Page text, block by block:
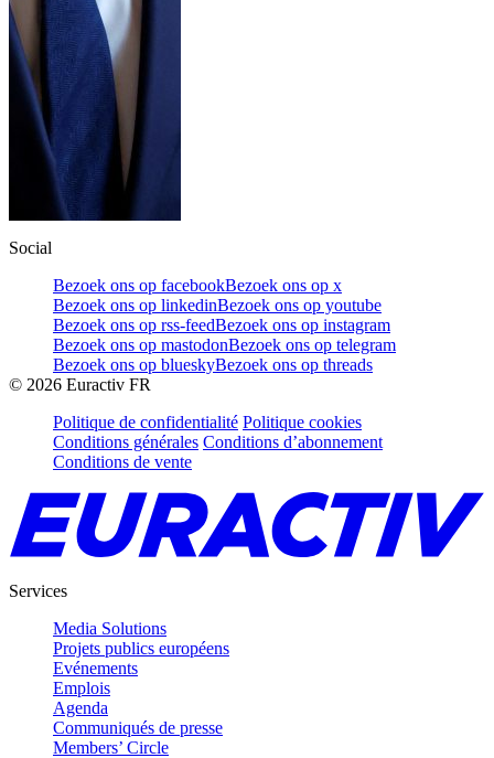
Social
Bezoek ons op facebookBezoek ons op x
Bezoek ons op linkedinBezoek ons op youtube
Bezoek ons op rss-feedBezoek ons op instagram
Bezoek ons op mastodonBezoek ons op telegram
Bezoek ons op blueskyBezoek ons op threads
© 2026 Euractiv FR
Politique de confidentialité Politique cookies
Conditions générales Conditions d’abonnement
Conditions de vente
Services
Media Solutions
Projets publics européens
Evénements
Emplois
Agenda
Communiqués de presse
Members’ Circle